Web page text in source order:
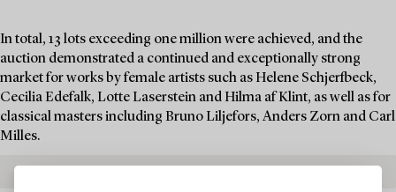
In total, 13 lots exceeding one million were achieved, and the
auction demonstrated a continued and exceptionally strong
market for works by female artists such as Helene Schjerfbeck,
Cecilia Edefalk, Lotte Laserstein and Hilma af Klint, as well as for
classical masters including Bruno Liljefors, Anders Zorn and Carl
Milles.